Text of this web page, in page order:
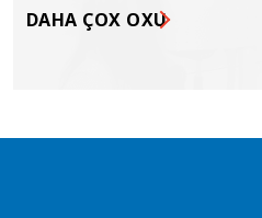
DAHA ÇOX OXU